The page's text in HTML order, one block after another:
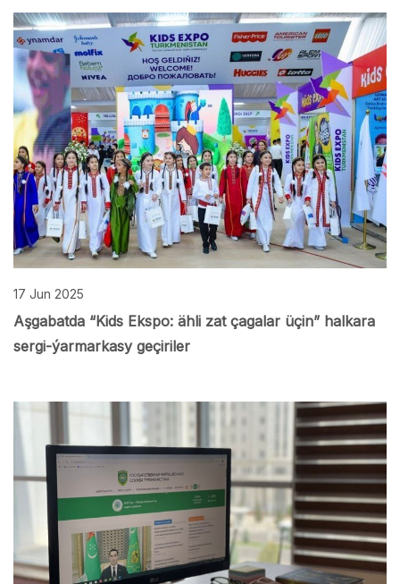
17 Jun 2025
Aşgabatda “Kids Ekspo: ähli zat çagalar üçin” halkara
sergi-ýarmarkasy geçiriler